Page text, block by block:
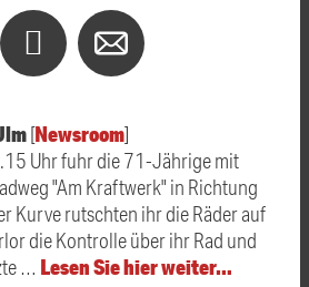
[Newsroom]
Uhr fuhr die 71-Jährige mit
"Am Kraftwerk" in Richtung
Kurve rutschten ihr die Räder auf
die Kontrolle über ihr Rad und
… Lesen Sie hier weiter…